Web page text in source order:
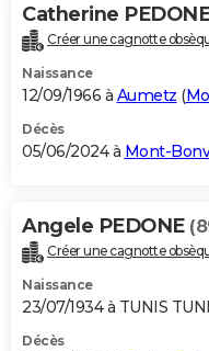
Bricolage
Lifestyle
Culture
Sport
Auto
Television
Voyage
Cinema
Catherine
Créer une cagnotte
Naissance
12/09/1966 à Aumetz (
Décès
05/06/2024 à Mont-
Angele PEDONE
Créer une cagnotte
Naissance
23/07/1934 à TUNIS
Décès